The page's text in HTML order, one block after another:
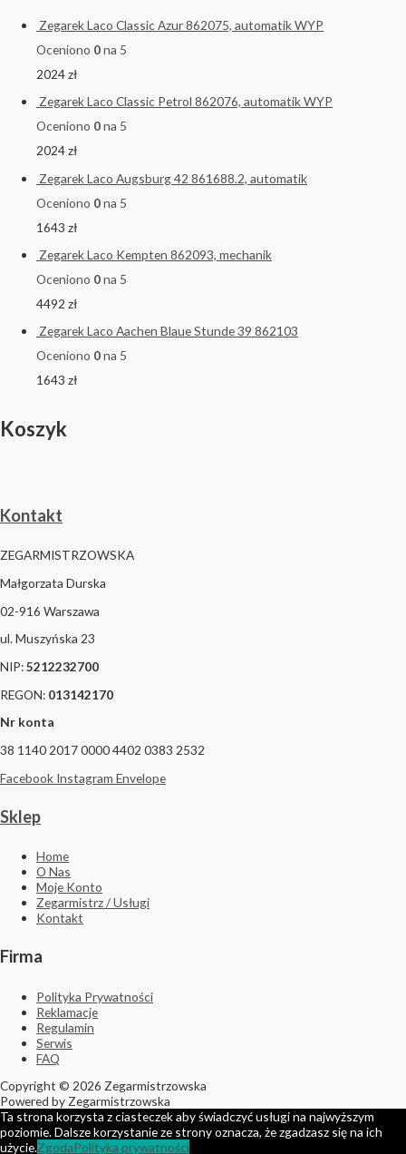
Zegarek Laco Classic Azur 862075, automatik WYP
Oceniono 0na 5
2024zł
Zegarek Laco Classic Petrol 862076, automatik WYP
Oceniono 0na 5
2024zł
Zegarek Laco Augsburg 42 861688.2, automatik
Oceniono 0na 5
1643 zł
Zegarek Laco Kempten 862093, mechanik
Oceniono 0na 5
4492 zł
Zegarek Laco Aachen Blaue Stunde 39 862103
Oceniono 0na 5
1643 zł
Koszyk
Kontakt
ZEGARMISTRZOWSKA
Małgorzata Durska
02-916 Warszawa
ul. Muszyńska 23
NIP:5212232700
REGON: 013142170
Nr konta
38 1140 2017 0000 4402 0383 2532
Facebook Instagram Envelope
Sklep
Home
O Nas
Moje Konto
Zegarmistrz / Usługi
Kontakt
Firma
Polityka Prywatności
Reklamacje
Regulamin
Serwis
FAQ
Copyright © 2026 Zegarmistrzowska
Powered by Zegarmistrzowska
Ta strona korzysta z ciasteczek aby świadczyć usługi na najwyższym
poziomie. Dalsze korzystanie ze strony oznacza, że zgadzasz się na ich
użycie.ZgodaPolityka prywatności